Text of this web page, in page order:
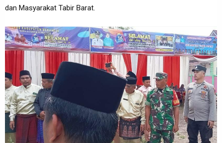
dan Masyarakat Tabir Barat.